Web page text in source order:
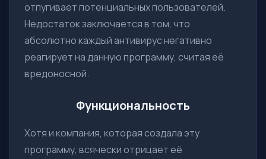
отпугивает потенциальных пользователей.
Недостаток заключается в том, что
абсолютно каждый антивирус негативно
реагирует на данную программу, считая её
вредоносной.
Функциональность
Хотя и компания, которая создала эту
программу, всячески отрицает её